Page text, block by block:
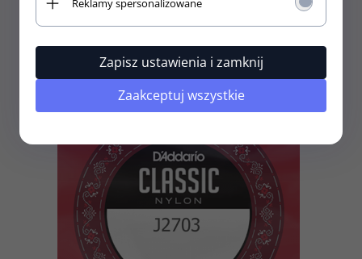
Zapisz ustawienia i zamknij
Zaakceptuj wszystkie